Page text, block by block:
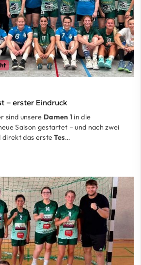
– erster Eindruck
sind unsere Damen 1 in die
Saison gestartet – und nach zwei
direkt das ersteTes…